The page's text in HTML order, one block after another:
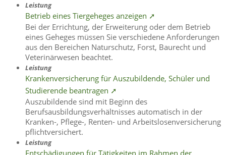
Leistung
Betrieb eines Tiergeheges anzeigen ➚
Bei der Errichtung, der Erweiterung oder dem Betrieb
eines Geheges müssen Sie verschiedene Anforderungen
aus den Bereichen Naturschutz, Forst, Baurecht und
Veterinärwesen beachtet.
Leistung
Krankenversicherung für Auszubildende, Schüler und
Studierende beantragen ➚
Auszubildende sind mit Beginn des
Berufsausbildungsverhältnisses automatisch in der
Kranken-, Pflege-, Renten- und Arbeitslosenversicherung
pflichtversichert.
Leistung